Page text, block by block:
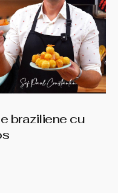
braziliene cu